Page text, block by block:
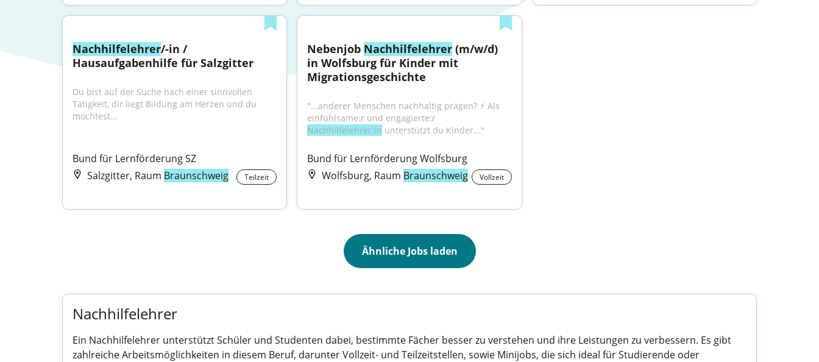
Nachhilfelehrer/-in /
Hausaufgabenhilfe für Salzgitter
Du bist auf der Suche nach einer sinnvollen
Tätigkeit, dir liegt Bildung am Herzen und du
möchtest...
Bund für Lernförderung SZ
Salzgitter, Raum Braunschweig Teilzeit
Nebenjob Nachhilfelehrer (m/w/d)
in Wolfsburg für Kinder mit
Migrationsgeschichte
"...anderer Menschen nachhaltig prägen? ⚡️ Als
Nachhilfelehrer:in unterstützt du Kinder..."
Bund für Lernförderung Wolfsburg
Wolfsburg, Raum Braunschweig Vollzeit
Ähnliche Jobs laden
Nachhilfelehrer
Ein Nachhilfelehrer unterstützt Schüler und Studenten dabei, bestimmte Fächer besser zu verstehen und ihre Leistungen zu verbessern. Es gibt
zahlreiche Arbeitsmöglichkeiten in diesem Beruf, darunter Vollzeit- und Teilzeitstellen, sowie Minijobs, die sich ideal für Studierende oder